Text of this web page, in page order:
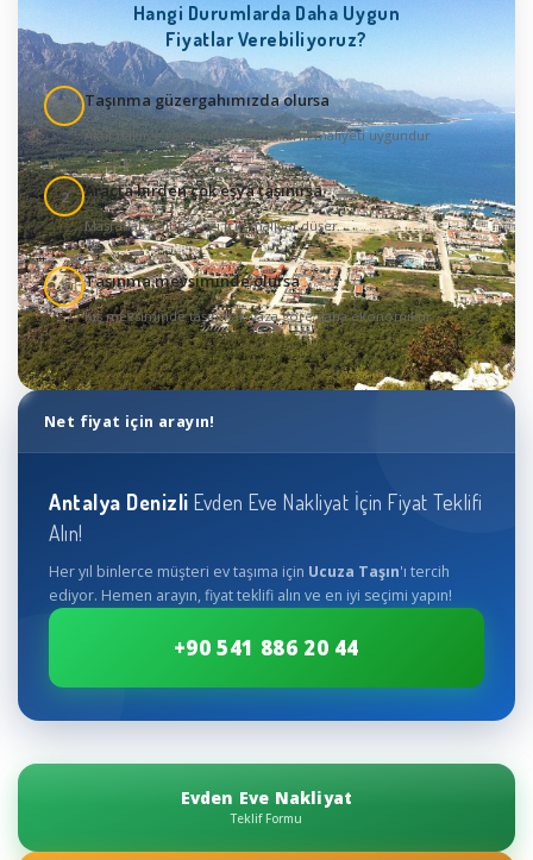
Hangi Durumlarda Daha Uygun
Fiyatlar Verebiliyoruz?
Taşınma güzergahımızda olursa
Aktif nakliye rotasındaki taşımaların maliyeti uygundur
2 Araçta birden çok eşya taşınırsa
Masraflar bölüneceği için maliyet düşer
3 Taşınma mevsiminde olursa
Kış mevsiminde taşınmak yaza göre daha ekonomiktir
Net fiyat için arayın!
Antalya Denizli Evden Eve Nakliyat İçin Fiyat Teklifi
Alın!
Her yıl binlerce müşteri ev taşıma için Ucuza Taşın'ı tercih
ediyor. Hemen arayın, fiyat teklifi alın ve en iyi seçimi yapın!
+90 541 886 20 44
Evden Eve Nakliyat
Teklif Formu